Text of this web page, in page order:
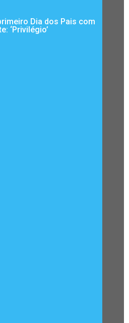
Dia dos Pais com
‘Privilégio’